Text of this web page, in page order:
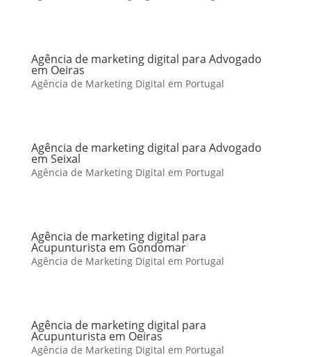
Agência de marketing digital para Advogado
em Oeiras
Agência de Marketing Digital em Portugal
Agência de marketing digital para Advogado
em Seixal
Agência de Marketing Digital em Portugal
Agência de marketing digital para
Acupunturista em Gondomar
Agência de Marketing Digital em Portugal
Agência de marketing digital para
Acupunturista em Oeiras
Agência de Marketing Digital em Portugal